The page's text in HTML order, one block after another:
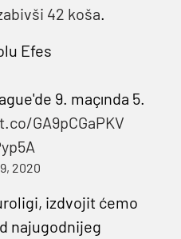
42 koša.
Efes
9. maçında 5.
GA9pCGaPKV
2020
izdvojit ćemo
najugodnijeg